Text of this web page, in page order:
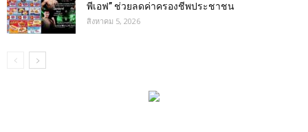
พีเอฟ” ช่วยลดค่าครองชีพประชาชน
สิงหาคม 5, 2026